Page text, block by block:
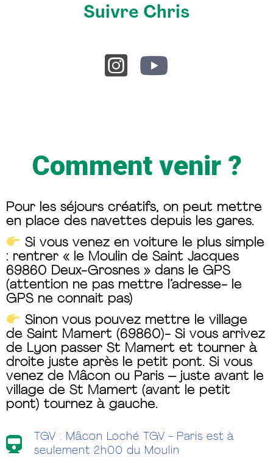
Suivre Chris
Comment venir ?
Pour les séjours créatifs, on peut mettre
en place des navettes depuis les gares.
Si vous venez en voiture le plus simple
: rentrer « le Moulin de Saint Jacques
69860 Deux-Grosnes » dans le GPS
(attention ne pas mettre l’adresse- le
GPS ne connait pas)
Sinon vous pouvez mettre le village
de Saint Mamert (69860)- Si vous arrivez
de Lyon passer St Mamert et tourner à
droite juste après le petit pont. Si vous
venez de Mâcon ou Paris – juste avant le
village de St Mamert (avant le petit
pont) tournez à gauche.
TGV : Mâcon Loché TGV - Paris est à
seulement 2h00 du Moulin